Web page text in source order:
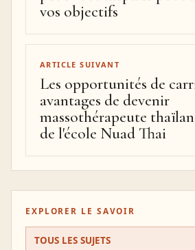
vos objectifs
ARTICLE SUIVANT
Les opportunités de
avantages de devenir
massothérapeute
de l'école Nuad Thai
EXPLORER LE SAVOIR
TOUS LES SUJETS